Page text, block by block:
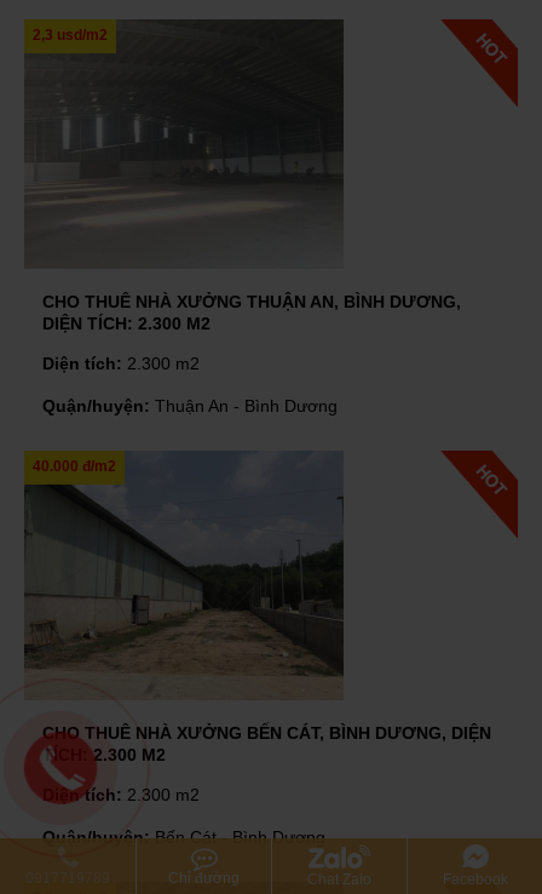
2,3 usd/m2
CHO THUÊ NHÀ XƯỞNG THUẬN AN, BÌNH DƯƠNG,
DIỆN TÍCH: 2.300 M2
Diện tích: 2.300 m2
Quận/huyện: Thuận An - Bình Dương
40.000 đ/m2
CHO THUÊ NHÀ XƯỞNG BẾN CÁT, BÌNH DƯƠNG, DIỆN
TÍCH: 2.300 M2
Diện tích: 2.300 m2
Quận/huyện:Bến Cát - Bình Dương
0917719789 Chỉ đường Chat Zalo Facebook